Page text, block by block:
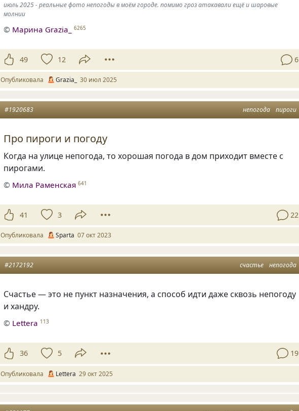
июль 2025 - реальные фото непогоды в моём городе. помимо гроз атакавали ещё и шаровые
молнии
© Марина Grazia_ 6265
49 12 6
Опубликовала Grazia_ 30 июл 2025
непогода пироги
#1920683
Про пироги и погоду
Когда на улице непогода, то хорошая погода в дом приходит вместе с
пирогами.
© Мила Раменская 641
41 3 22
Опубликовала Sparta 07 окт 2023
счастье непогода
#2172192
Счастье — это не пункт назначения, а способ идти даже сквозь непогоду
и хандру.
© Lettera 113
36 5 19
Опубликовала Lettera 29 окт 2025